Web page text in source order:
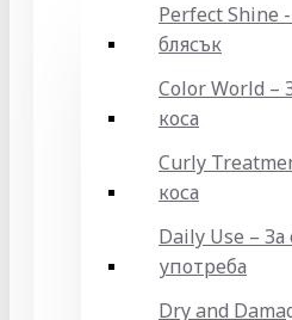
Perfect Shine
блясък
Color World –
коса
Curly
коса
Daily Use –
употреба
Dry and